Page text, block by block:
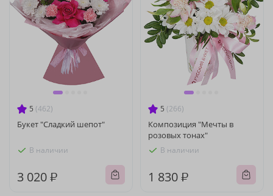
5 (462)
Букет "Сладкий шепот"
В наличии
3 020 ₽
5 (266)
Композиция "Мечты в
розовых тонах"
В наличии
1 830 ₽